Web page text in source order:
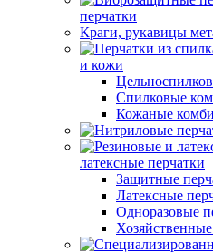
перчатки
Краги, рукавицы
и кожи
Спилковые
Кожаные
латексные перчатки
Защитные
Латексные
Одноразовые